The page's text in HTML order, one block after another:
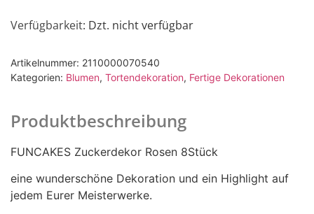
Verfügbarkeit: Dzt. nicht verfügbar
Artikelnummer: 2110000070540
Kategorien: Blumen, Tortendekoration, Fertige Dekorationen
Produktbeschreibung
FUNCAKES Zuckerdekor Rosen 8Stück
eine wunderschöne Dekoration und ein Highlight auf
jedem Eurer Meisterwerke.